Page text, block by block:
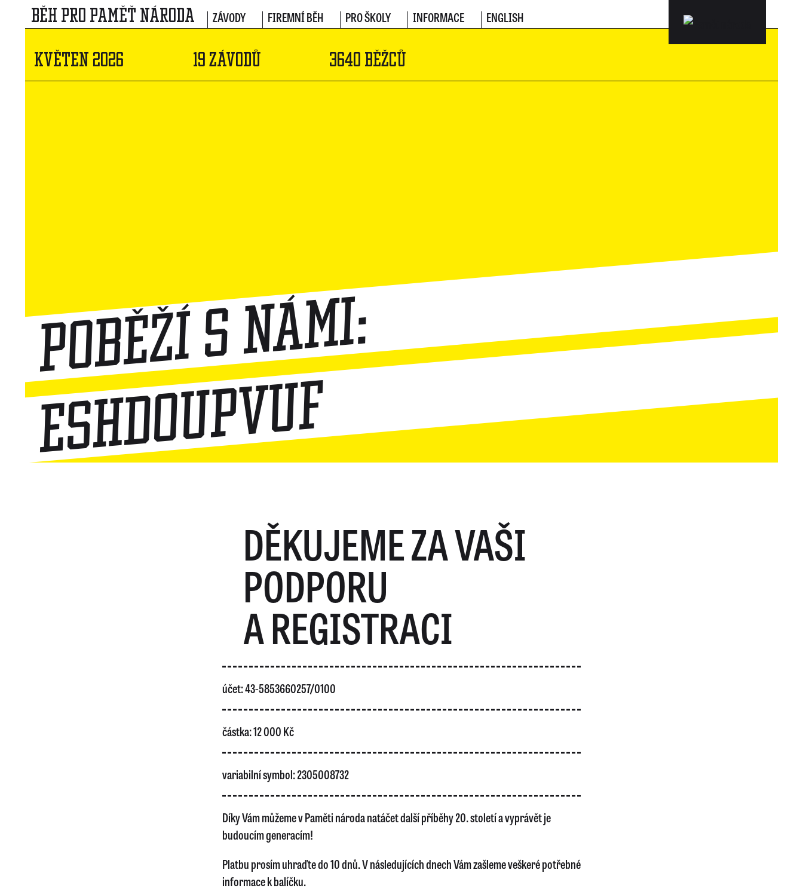
BĚH PRO PAMĚŤ NÁRODA ZÁVODY FIREMNÍ BĚH PRO ŠKOLY INFORMACE ENGLISH
KVĚTEN 2026 19 ZÁVODŮ 3640 BĚŽCŮ
Poběží s námi:
eshdoupvuf
DĚKUJEME ZA VAŠI
PODPORU
A REGISTRACI
účet: 43-5853660257/0100
částka: 12 000 Kč
variabilní symbol: 2305008732
Díky Vám můžeme v Paměti národa natáčet další příběhy 20. století a vyprávět je
budoucím generacím!
Platbu prosím uhraďte do 10 dnů. V následujících dnech Vám zašleme veškeré potřebné
informace k balíčku.